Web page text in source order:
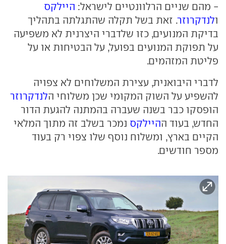
- מהם שניים הרלוונטיים לישראל: היילקס
ולנדקרוזר. זאת בשל תקלה שהתגלתה בתהליך
בדיקת המנועים, כזו שלדברי היצרנית לא משפיעה
על תפוקת המנועים בפועל, על הבטיחות או על
פליטת המזהמים.
לדברי היבואנית, עצירת המשלוחים לא צפויה
להשפיע על השוק המקומי שכן משלוחי הלנדקרוזר
הופסקו כבר בשנה שעברה בהמתנה להגעת הדור
החדש, בעוד ההיילקס נמכר בשלב זה מתוך המלאי
הקיים בארץ, ומשלוח נוסף שלו צפוי רק בעוד
מספר חודשים.